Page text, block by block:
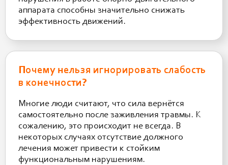
аппарата способны значительно снижать
эффективность движений.
Почему нельзя игнорировать слабость
в конечности?
Многие люди считают, что сила вернётся
самостоятельно после заживления травмы. К
сожалению, это происходит не всегда. В
некоторых случаях отсутствие должного
лечения может привести к стойким
функциональным нарушениям.